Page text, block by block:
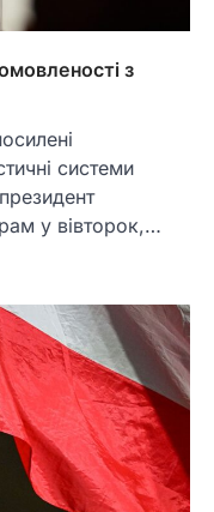
з
системи
у вівторок,…